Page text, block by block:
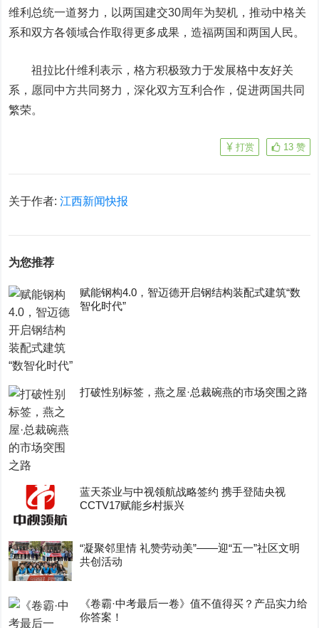
维利总统一道努力，以两国建交30周年为契机，推动中格关
系和双方各领域合作取得更多成果，造福两国和两国人民。
祖拉比什维利表示，格方积极致力于发展格中友好关
系，愿同中方共同努力，深化双方互利合作，促进两国共同
繁荣。
13 赞
打赏
关于作者:江西新闻快报
为您推荐
赋能钢构4.0，智迈德开启钢结构装配式建筑“数
智化时代”
打破性别标签，燕之屋·总裁碗燕的市场突围之路
蓝天茶业与中视领航战略签约 携手登陆央视
CCTV17赋能乡村振兴
“凝聚邻里情 礼赞劳动美”——迎“五一”社区文明
共创活动
《卷霸·中考最后一卷》值不值得买？产品实力给
你答案！